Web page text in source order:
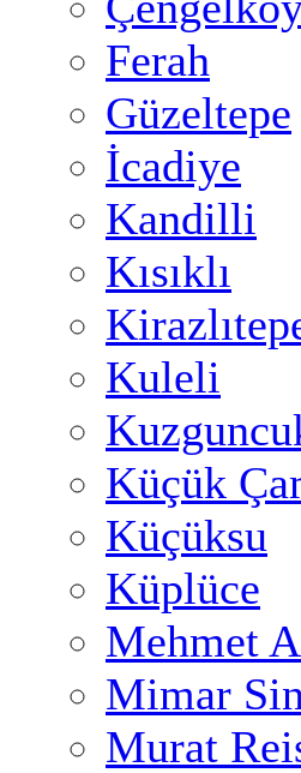
Ferah
Güzeltepe
İcadiye
Kandilli
Kısıklı
Kuleli
Küçük
Küçüksu
Küplüce
Mehmet
Mimar
Murat